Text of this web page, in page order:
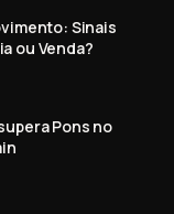
Sinais
ou Venda?
Pons no